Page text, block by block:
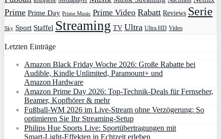
Prime Prime Day Prime Music Prime Video Rabatt Reviews Serie
Sky Sport Staffel Streaming TV Ultra Ultra HD Video
Letzten Einträge
Amazon Black Friday Woche 2026: Große Rabatte bei
Audible, Kindle Unlimited, Paramount+ und
Amazon Hardware
Amazon Prime Day 2026: Top-Technik-Deals für Fernseher,
Beamer, Kopfhörer & mehr
Fußball-WM 2026 im Live-Stream ohne Verzögerung: So
optimieren Sie Ihr Streaming-Setup
Philips Hue Sports Live: Sportübertragungen mit
Smart‑Light‑Effekten in Echtzeit erleben